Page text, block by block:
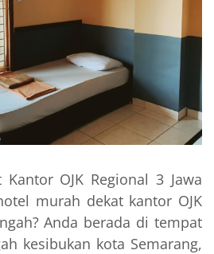
OJK Regional 3 Jawa
murah dekat kantor OJK
Anda berada di tempat
kesibukan kota Semarang,